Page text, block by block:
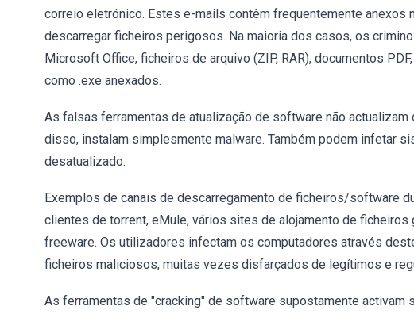
correio eletrónico. Estes e-mails contêm frequentemente
descarregar ficheiros perigosos. Na maioria dos casos, os
Microsoft Office, ficheiros de arquivo (ZIP, RAR), documentos
como .exe anexados.
As falsas ferramentas de atualização de software não
disso, instalam simplesmente malware. Também podem infetar
desatualizado.
Exemplos de canais de descarregamento de ficheiros/software
clientes de torrent, eMule, vários sites de alojamento de
freeware. Os utilizadores infectam os computadores através
ficheiros maliciosos, muitas vezes disfarçados de legítimos e
As ferramentas de "cracking" de software supostamente